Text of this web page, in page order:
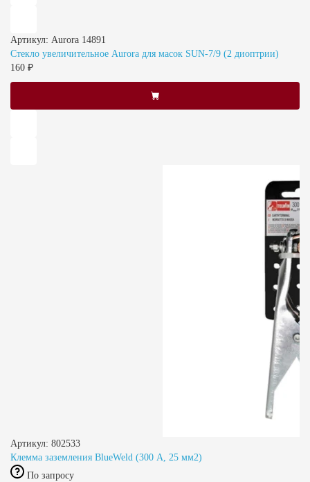
Артикул: Aurora 14891
Стекло увеличительное Aurora для масок SUN-7/9 (2 диоптрии)
160 ₽
Артикул: 802533
Клемма заземления BlueWeld (300 А, 25 мм2)
По запросу